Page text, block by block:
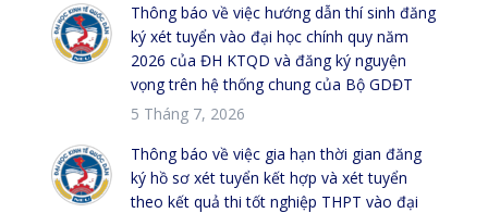
Thông báo về việc hướng dẫn thí sinh đăng
ký xét tuyển vào đại học chính quy năm
2026 của ĐH KTQD và đăng ký nguyện
vọng trên hệ thống chung của Bộ GDĐT
5 Tháng 7, 2026
Thông báo về việc gia hạn thời gian đăng
ký hồ sơ xét tuyển kết hợp và xét tuyển
theo kết quả thi tốt nghiệp THPT vào đại